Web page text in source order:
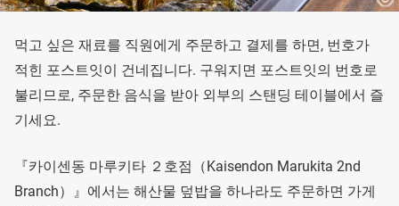
먹고 싶은 재료를 직원에게 주문하고 결제를 하면, 번호가
적힌 포스트잇이 건네집니다. 구워지면 포스트잇의 번호로
불리므로, 주문한 음식을 받아 외부의 스탠딩 테이블에서 즐
기세요.
『카이센동 마루키타 ２호점（Kaisendon Marukita 2nd
Branch）』에서는 해산물 덮밥을 하나라도 주문하면 가게